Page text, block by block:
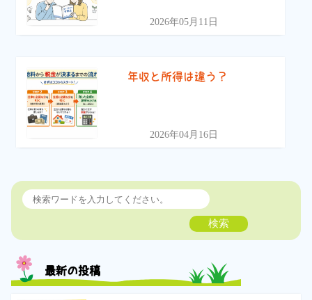
2026年05月11日
年収と所得は違う？
2026年04月16日
検索
最新の投稿